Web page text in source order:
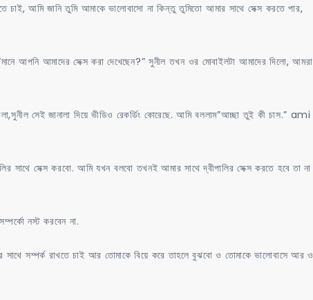
আমি জানি তুমি আমাকে ভালোবাসো না কিন্তু তুমিতো আমার সাথে সেক্স করতে পার,
আপনি আমাদের সেক্স করা দেখেছেন?” সুনীল তখন ওর মোবাইলটা আমাদের দিলো, আমরা
সেই জানালা দিয়ে ভীডিও রেকর্ডিং কোরেছে. আমি বললাম”আচ্ছা তুই কী চাস.” ami
সাথে সেক্স করবো. আমি যখন বলবো তখনই আমার সাথে দ্বীপালির সেক্স করতে হবে তা না
নস্ট করবেন না.
সম্পর্ক রাখতে চাই আর তোমাকে বিয়ে করে তাহলে বুঝবো ও তোমাকে ভালোবাসে আর ও